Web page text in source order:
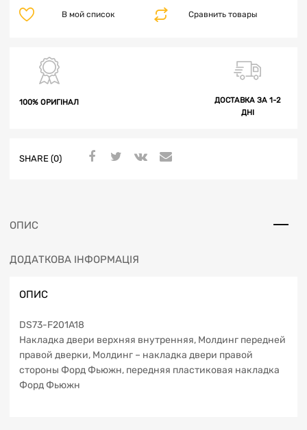
Сравнить товары
В мой список
100% ОРИГІНАЛ
ДОСТАВКА ЗА 1-2
ДНІ
SHARE (0)
ОПИС
ДОДАТКОВА ІНФОРМАЦІЯ
ОПИС
DS73-F201A18
Накладка двери верхняя внутренняя, Молдинг передней
правой дверки, Молдинг – накладка двери правой
стороны Форд Фьюжн, передняя пластиковая накладка
Форд Фьюжн